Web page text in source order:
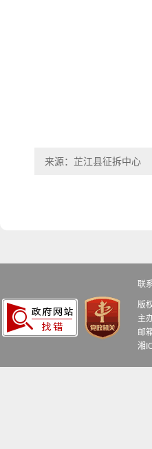
来源：芷江县征拆中心
联
版
主
邮
湘